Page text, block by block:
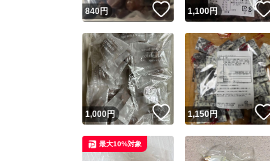
840円 いいね！
1,100円
1,000円 いいね！
1,150円
最大10%対象